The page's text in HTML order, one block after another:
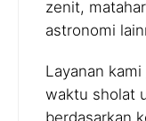
zenit,
astronomi
Layanan kami
waktu sholat